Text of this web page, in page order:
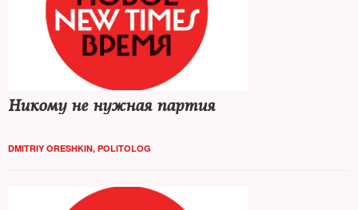
Никому не нужная партия
DMITRIY ORESHKIN, POLITOLOG